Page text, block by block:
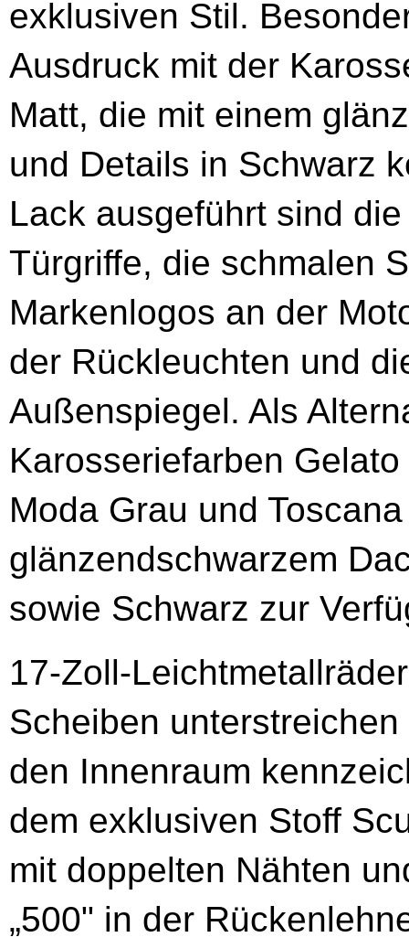
exklusiven Stil.
Ausdruck mit der
Matt, die mit einem
und Details in Schwarz
Lack ausgeführt sind
Türgriffe, die schmalen
Markenlogos an der
der Rückleuchten und
Außenspiegel. Als
Karosseriefarben
Moda Grau und
glänzendschwarzem
sowie Schwarz zur
17-Zoll-
Scheiben
den Innenraum
dem exklusiven Stoff
mit doppelten Nähten
„500" in der